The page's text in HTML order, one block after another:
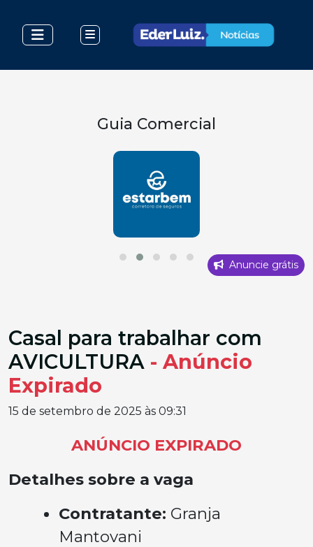
Guia Comercial
Anuncie grátis
Casal para trabalhar com
AVICULTURA - Anúncio
Expirado
15 de setembro de 2025 às 09:31
ANÚNCIO EXPIRADO
Detalhes sobre a vaga
Contratante: Granja
Mantovani